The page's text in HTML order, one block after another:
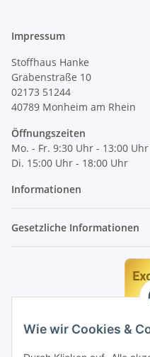
Wie wir Cookies &
Impressum
Stoffhaus Hanke
Grabenstraße 10
02173 51244
40789 Monheim am Rhein
Öffnungszeiten
Mo. - Fr. 9:30 Uhr - 13:00 Uhr
Di. 15:00 Uhr - 18:00 Uhr
Informationen
Gesetzliche Informationen